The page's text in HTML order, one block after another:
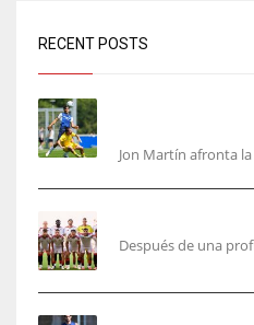
RECENT POSTS
Jon Martín afronta
Después de una